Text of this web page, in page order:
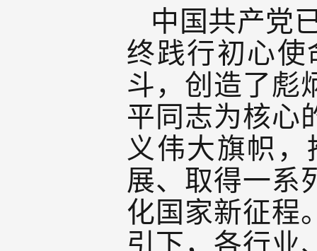
中国共产党
终践行初心
斗，创造了彪
平同志为核心
义伟大旗帜
展、取得一系
化国家新征程
引下，各行业